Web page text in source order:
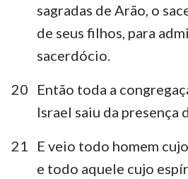
sagradas de Arão, o
de seus filhos, para
sacerdócio.
20
Então toda a
Israel saiu da presença
21
E veio todo homem
e todo aquele cujo